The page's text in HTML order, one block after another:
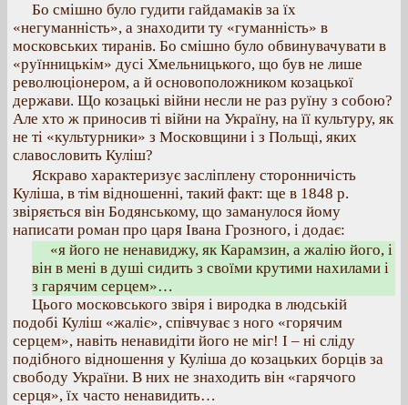
Бо смішно було гудити гайдамаків за їх
«негуманність», а знаходити ту «гуманність» в
московських тиранів. Бо смішно було обвинувачувати в
«руїнницькім» дусі Хмельницького, що був не лише
революціонером, а й основоположником козацької
держави. Що козацькі війни несли не раз руїну з собою?
Але хто ж приносив ті війни на Україну, на її культуру, як
не ті «культурники» з Московщини і з Польщі, яких
славословить Куліш?
Яскраво характеризує засліплену сторонничість
Куліша, в тім відношенні, такий факт: ще в 1848 р.
звіряється він Бодянському, що заманулося йому
написати роман про царя Івана Грозного, і додає:
«я його не ненавиджу, як Карамзин, а жалію його, і
він в мені в душі сидить з своїми крутими нахилами і
з гарячим серцем»…
Цього московського звіря і виродка в людській
подобі Куліш «жаліє», співчуває з ного «горячим
серцем», навіть ненавидіти його не міг! І – ні сліду
подібного відношення у Куліша до козацьких борців за
свободу України. В них не знаходить він «гарячого
серця», їх часто ненавидить…